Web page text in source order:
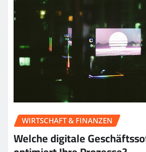
WIRTSCHAFT & FINANZEN
Welche digitale